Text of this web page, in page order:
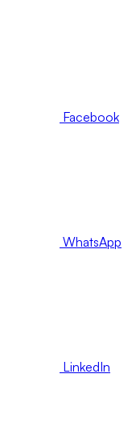
Facebook
WhatsApp
LinkedIn